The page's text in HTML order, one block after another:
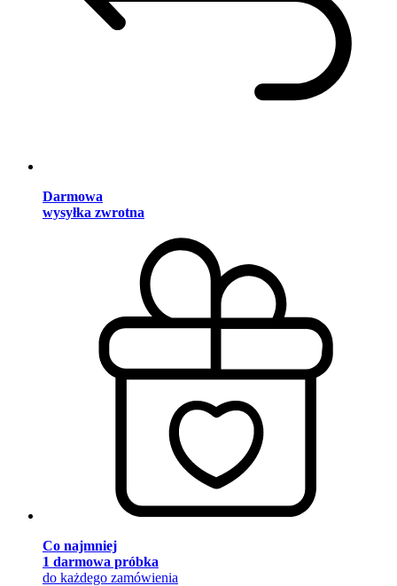
Darmowa
wysyłka zwrotna
Co najmniej
1 darmowa próbka
do każdego zamówienia